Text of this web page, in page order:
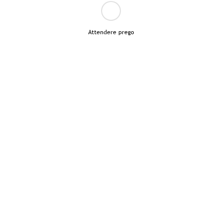
Attendere prego